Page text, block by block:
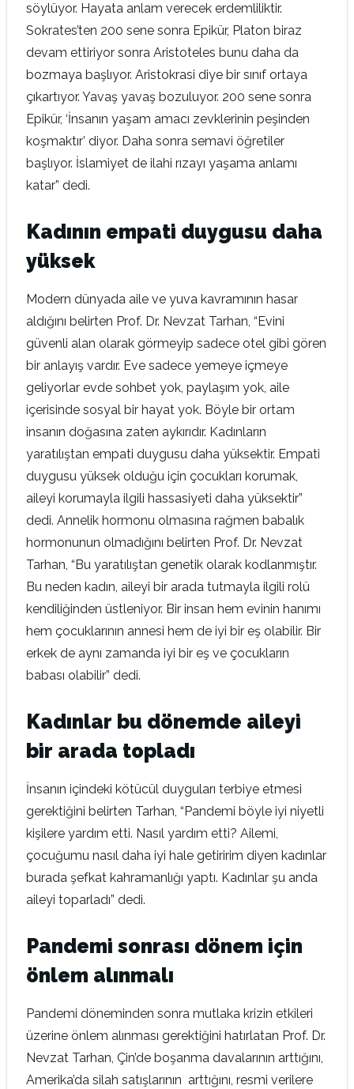
söylüyor. Hayata anlam verecek erdemliliktir.
Sokrates’ten 200 sene sonra Epikür, Platon biraz
devam ettiriyor sonra Aristoteles bunu daha da
bozmaya başlıyor. Aristokrasi diye bir sınıf ortaya
çıkartıyor. Yavaş yavaş bozuluyor. 200 sene sonra
Epikür, ‘İnsanın yaşam amacı zevklerinin peşinden
koşmaktır’ diyor. Daha sonra semavi öğretiler
başlıyor. İslamiyet de ilahi rızayı yaşama anlamı
katar” dedi.
Kadının empati duygusu daha
yüksek
Modern dünyada aile ve yuva kavramının hasar
aldığını belirten Prof. Dr. Nevzat Tarhan, “Evini
güvenli alan olarak görmeyip sadece otel gibi gören
bir anlayış vardır. Eve sadece yemeye içmeye
geliyorlar evde sohbet yok, paylaşım yok, aile
içerisinde sosyal bir hayat yok. Böyle bir ortam
insanın doğasına zaten aykırıdır. Kadınların
yaratılıştan empati duygusu daha yüksektir. Empati
duygusu yüksek olduğu için çocukları korumak,
aileyi korumayla ilgili hassasiyeti daha yüksektir”
dedi. Annelik hormonu olmasına rağmen babalık
hormonunun olmadığını belirten Prof. Dr. Nevzat
Tarhan, “Bu yaratılıştan genetik olarak kodlanmıştır.
Bu neden kadın, aileyi bir arada tutmayla ilgili rolü
kendiliğinden üstleniyor. Bir insan hem evinin hanımı
hem çocuklarının annesi hem de iyi bir eş olabilir. Bir
erkek de aynı zamanda iyi bir eş ve çocukların
babası olabilir” dedi.
Kadınlar bu dönemde aileyi
bir arada topladı
İnsanın içindeki kötücül duyguları terbiye etmesi
gerektiğini belirten Tarhan, “Pandemi böyle iyi niyetli
kişilere yardım etti. Nasıl yardım etti? Ailemi,
çocuğumu nasıl daha iyi hale getiririm diyen kadınlar
burada şefkat kahramanlığı yaptı. Kadınlar şu anda
aileyi toparladı” dedi.
Pandemi sonrası dönem için
önlem alınmalı
Pandemi döneminden sonra mutlaka krizin etkileri
üzerine önlem alınması gerektiğini hatırlatan Prof. Dr.
Nevzat Tarhan, Çin’de boşanma davalarının arttığını,
Amerika’da silah satışlarının arttığını, resmi verilere